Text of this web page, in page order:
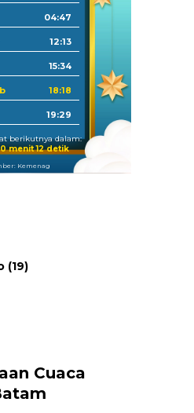
04:47
12:13
15:34
18:18
19:29
berikutnya dalam:
menit 11 detik
Kemenag
(19)
Cuaca